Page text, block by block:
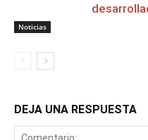
Noticias
DEJA UNA RESPUESTA